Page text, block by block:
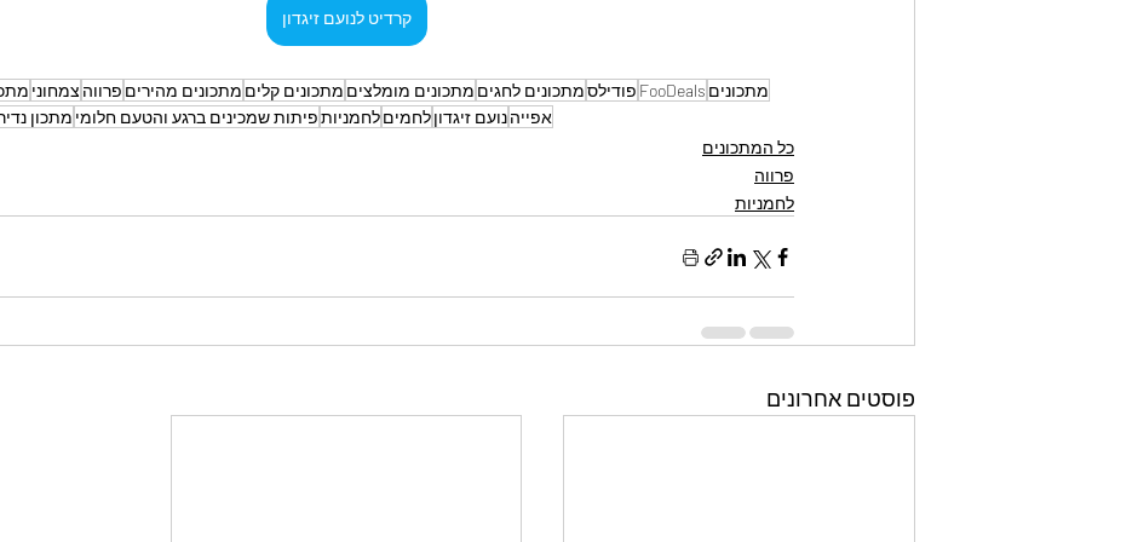
קרדיט לנועם זיגדון
מתכונים FooDeals פודילסמתכונים לחגים מתכונים מומלצים מתכונים קלים מתכונים מהירים פרווה צמחוני
אפייהנועם זיגדוןלחמיםלחמניותפיתות שמכינים ברגע והטעם חלומי מתכון
כל המתכונים
פרווה
לחמניות
פוסטים אחרונים